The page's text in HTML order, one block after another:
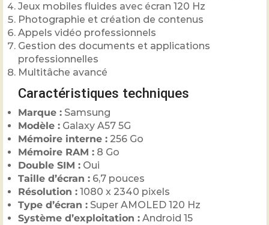
Jeux mobiles fluides avec écran 120 Hz
Photographie et création de contenus
Appels vidéo professionnels
Gestion des documents et applications
professionnelles
Multitâche avancé
Caractéristiques techniques
Marque : Samsung
Modèle : Galaxy A57 5G
Mémoire interne : 256 Go
Mémoire RAM : 8 Go
Double SIM : Oui
Taille d’écran : 6,7 pouces
Résolution : 1080 x 2340 pixels
Type d’écran : Super AMOLED 120 Hz
Système d’exploitation : Android 15